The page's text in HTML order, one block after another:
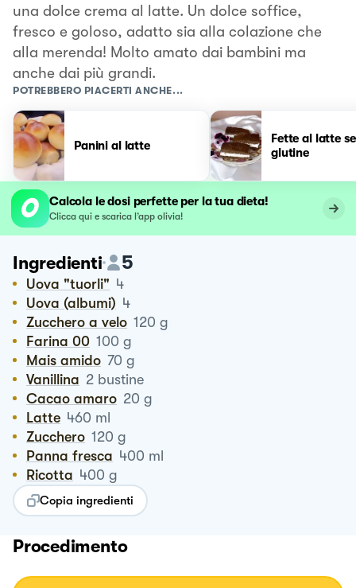
una dolce crema al latte. Un dolce soffice,
fresco e goloso, adatto sia alla colazione che
alla merenda! Molto amato dai bambini ma
anche dai più grandi.
POTREBBERO PIACERTI ANCHE...
Panini al latte
Fette al latte
glutine
Calcola le dosi perfette per la tua dieta!
Clicca qui e scarica l’app olivia!
Ingredienti 5
Uova "tuorli" 4
Uova (albumi) 4
Zucchero a velo 120 g
Farina 00 100 g
Mais amido 70 g
Vanillina 2 bustine
Cacao amaro 20 g
Latte 460 ml
Zucchero 120 g
Panna fresca 400 ml
Ricotta 400 g
Copia ingredienti
Procedimento